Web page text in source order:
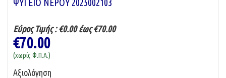
ΨΥΓΕΙΟ ΝΕΡΟΥ 2025002103
Εύρος Τιμής : €0.00 έως €70.00
€70.00
(χωρίς Φ.Π.Α.)
Αξιολόγηση